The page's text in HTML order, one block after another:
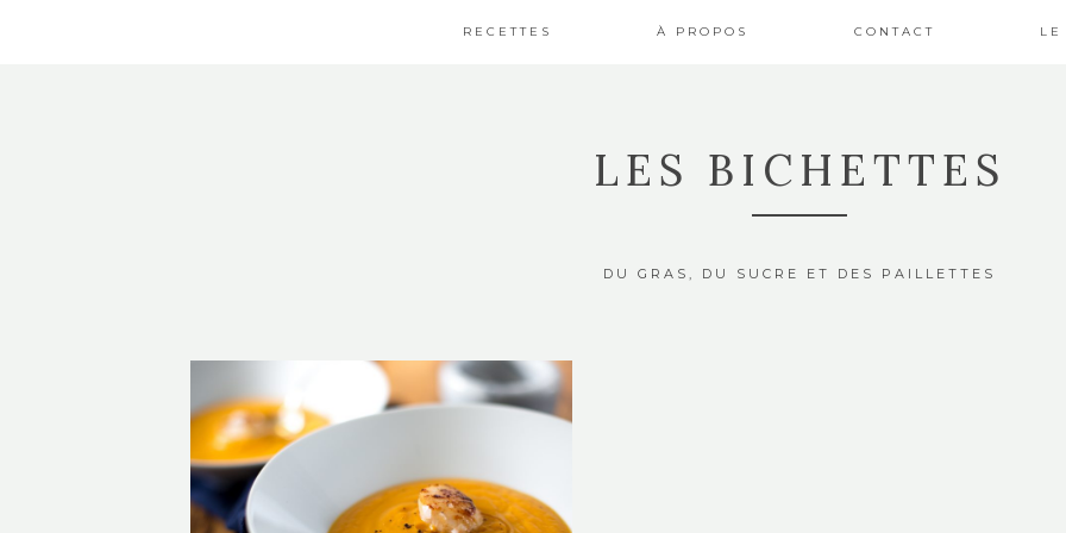
RECETTES À PROPOS CONTACT LE
LES BICHETTES
DU GRAS, DU SUCRE ET DES PAILLETTES